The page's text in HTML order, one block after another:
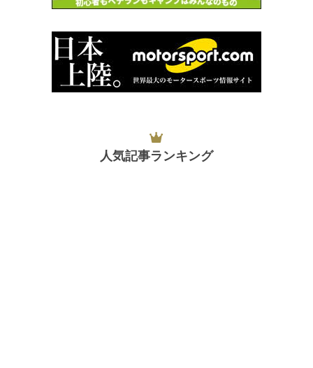
人気記事ランキング